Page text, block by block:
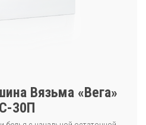
Вязьма «Вега»
30П